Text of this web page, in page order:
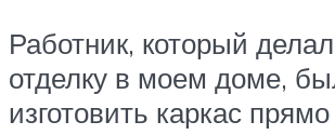
Работник, который
отделку в моем доме,
изготовить каркас